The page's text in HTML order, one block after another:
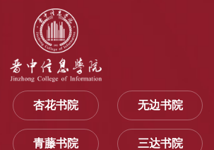
杏花书院 无边书院
青藤书院 三达书院